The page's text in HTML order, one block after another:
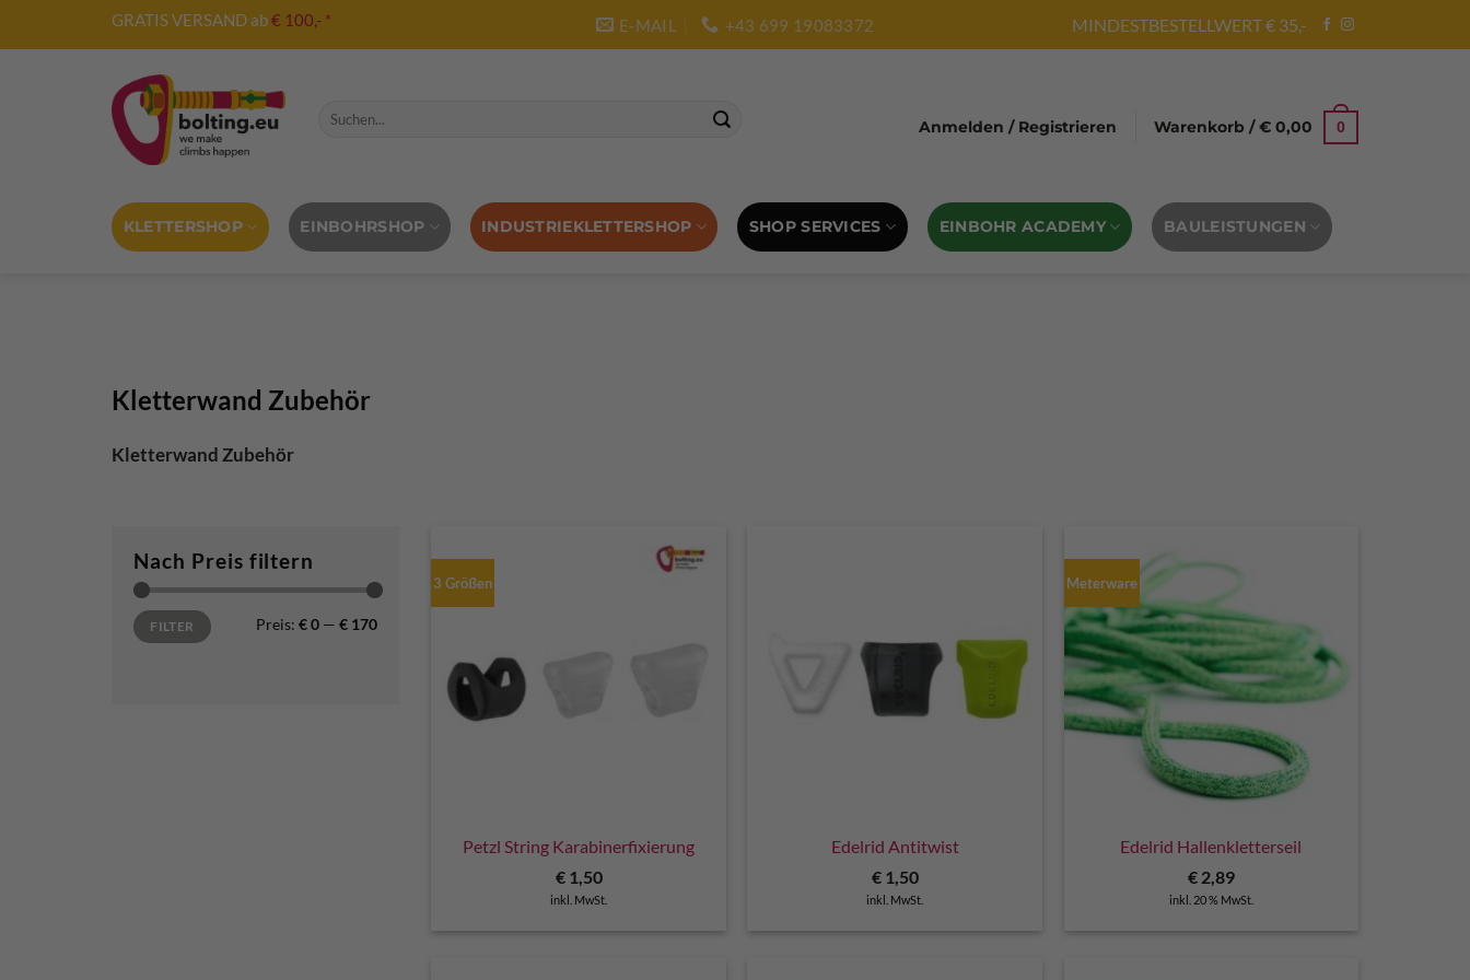
GRATIS VERSAND ab€ 100,- * E-MAIL +43 699 19083372 MINDESTBESTELLWERT € 35,-
Suche nach:
Anmelden / Registrieren Warenkorb /€ 0,00 0
KLETTERSHOP EINBOHRSHOP INDUSTRIEKLETTERSHOP SHOP SERVICES EINBOHR ACADEMY BAULEISTUNGEN
Kletterwand Zubehör
Kletterwand Zubehör
Nach Preis filtern
Min. Preis
Max. Preis
FILTER Preis: € 0— € 170
3 Größen
Petzl String Karabinerfixierung
€1,50
inkl. MwSt.
Edelrid Antitwist
€1,50
inkl. MwSt.
Meterware
Edelrid Hallenkletterseil
€2,89
inkl. 20 % MwSt.